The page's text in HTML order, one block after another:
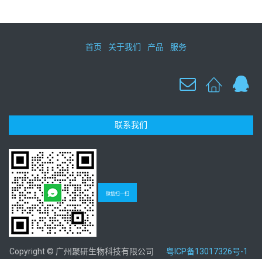
首页 关于我们 产品 服务
联系我们
微信扫一扫
Copyright © 广州聚研生物科技有限公司 粤ICP备13017326号-1